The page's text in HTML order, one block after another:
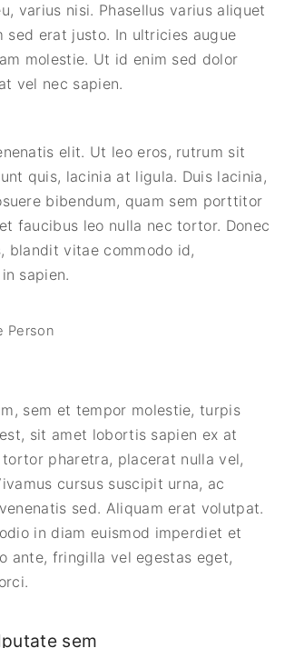
varius nisi. Phasellus varius aliquet
sed erat justo. In ultricies augue
molestie. Ut id enim sed dolor
vel nec sapien.
elit. Ut leo eros, rutrum sit
quis, lacinia at ligula. Duis lacinia,
bibendum, quam sem porttitor
faucibus leo nulla nec tortor. Donec
blandit vitae commodo id,
sapien.
Person
sem et tempor molestie, turpis
sit amet lobortis sapien ex at
pharetra, placerat nulla vel,
cursus suscipit urna, ac
sed. Aliquam erat volutpat.
in diam euismod imperdiet et
ante, fringilla vel egestas eget,
sem